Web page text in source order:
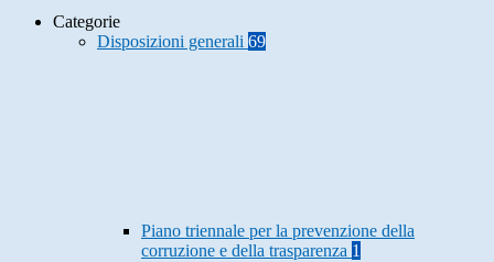
Categorie
Disposizioni generali 69
Piano triennale per la prevenzione della
corruzione e della trasparenza 1